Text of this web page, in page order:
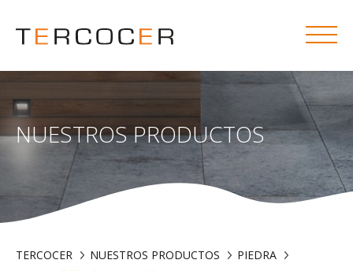
NUESTROS PRODUCTOS
TERCOCER NUESTROS PRODUCTOS
PIEDRA